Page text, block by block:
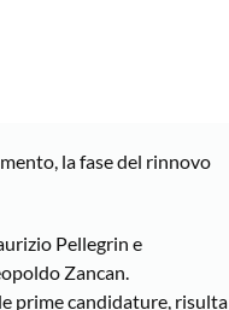
la fase del rinnovo
Pellegrin e
Zancan.
prime candidature, risulta